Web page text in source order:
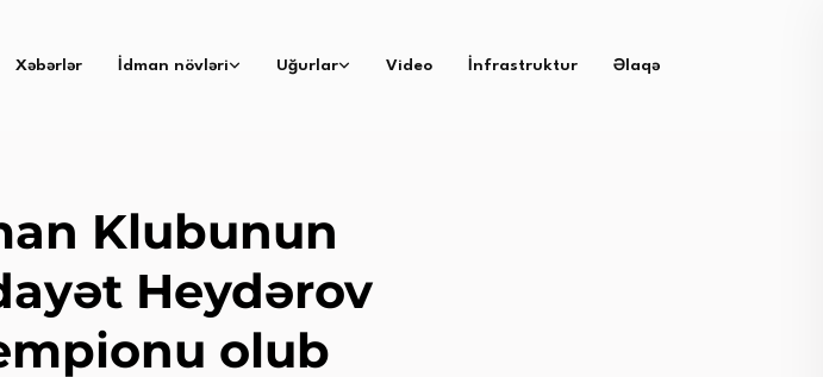
Xəbərlər İdman növləri Uğurlar Video İnfrastruktur Əlaqə
Klubunun
Heydərov
olub